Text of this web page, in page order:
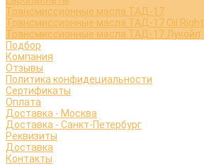
Трансмиссионные масла ТАД-17
Трансмиссионные масла ТАД-17 Oil Right
Трансмиссионные масла ТАД-17 Лукойл
Подбор
Компания
Отзывы
Политика конфидециальности
Сертификаты
Оплата
Доставка - Москва
Доставка - Санкт-Петербург
Реквизиты
Доставка
Контакты